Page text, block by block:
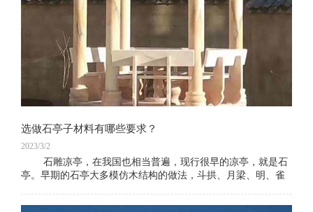
选做石亭子材料有哪些要求？
2023/3/2
石雕凉亭，在我国也相当普遍，现行很早的凉亭，就是石
亭。早期的石亭大多模仿木结构的做法，斗拱、月梁、明、雀